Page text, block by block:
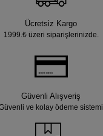
Ücretsiz Kargo
1999.₺ üzeri siparişlerinizde.
Güvenli Alışveriş
ve kolay ödeme sistemi